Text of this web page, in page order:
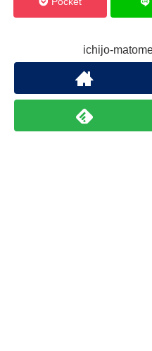
ichijo-